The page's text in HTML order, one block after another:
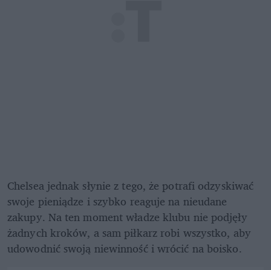
Chelsea jednak słynie z tego, że potrafi odzyskiwać
swoje pieniądze i szybko reaguje na nieudane
zakupy. Na ten moment władze klubu nie podjęły
żadnych kroków, a sam piłkarz robi wszystko, aby
udowodnić swoją niewinność i wrócić na boisko.